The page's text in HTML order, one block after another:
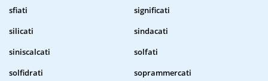
sfiati
significati
silicati
sindacati
siniscalcati
solfati
solfidrati
soprammercati